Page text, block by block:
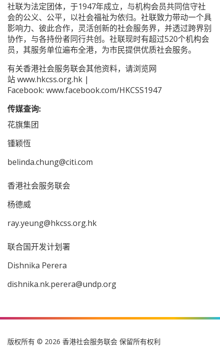
社联为法定团体，于1947年成立，与机构会员共同信守社
会的公义、公平，以社会福祉为依归。社联致力带动一个具
影响力、彼此合作，灵活创新的社会服务界，并透过跨界别
协作，与各持份者同行共创。社联现时有超过520个机构会
员，其服务单位遍布全港，为市民提供优质社会服务。
有关香港社会服务联会其他资料，请浏览网
站www.hkcss.org.hk |
Facebook: www.facebook.com/HKCSS1947
传媒查询:
花旗集团
锺颖恆
belinda.chung@citi.com
香港社会服务联会
杨德威
ray.yeung@hkcss.org.hk
联合国开发计划署
Dishnika Perera
dishnika.nk.perera@undp.org
版权所有 © 2026 香港社会服务联会 保留所有权利